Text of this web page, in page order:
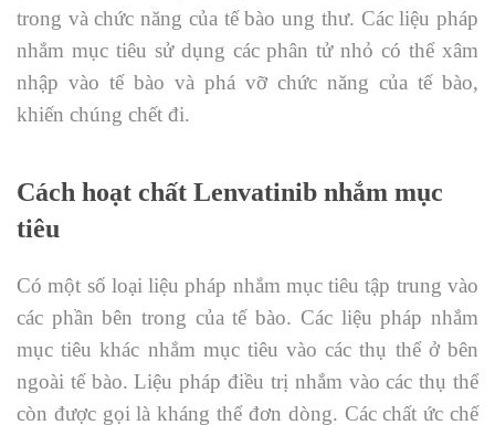
trong và chức năng của tế bào ung thư. Các liệu pháp
nhắm mục tiêu sử dụng các phân tử nhỏ có thể xâm
nhập vào tế bào và phá vỡ chức năng của tế bào,
khiến chúng chết đi.
Cách hoạt chất Lenvatinib nhắm mục
tiêu
Có một số loại liệu pháp nhắm mục tiêu tập trung vào
các phần bên trong của tế bào. Các liệu pháp nhắm
mục tiêu khác nhắm mục tiêu vào các thụ thể ở bên
ngoài tế bào. Liệu pháp điều trị nhắm vào các thụ thể
còn được gọi là kháng thể đơn dòng. Các chất ức chế